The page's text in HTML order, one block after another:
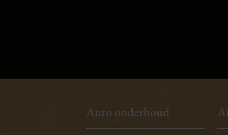
Auto onderhoud